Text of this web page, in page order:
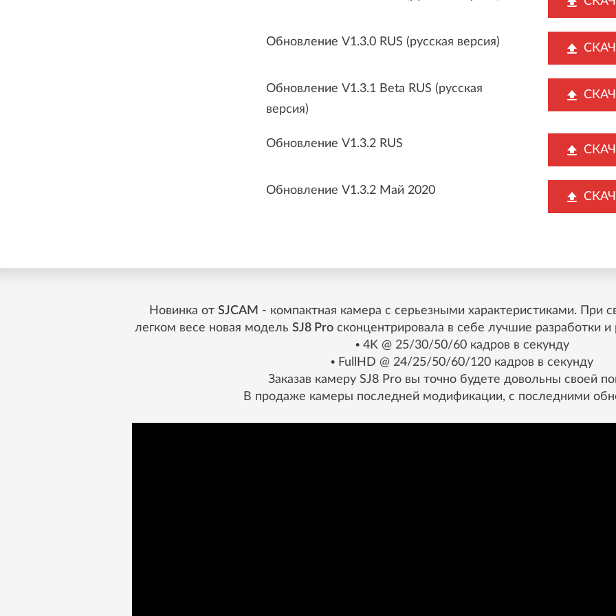
Обновление V1.3.0 RUS (русская версия)
Обновление V1.3.1 Beta RUS (русская
версия)
Обновление V1.3.2 RUS
Обновление V1.3.2 Май 2020
Новинка от SJCAM - компактная камера с серьезными характеристиками. При
легком весе новая модель SJ8 Proсконцентрировала в себе лучшие разработки
• 4K @ 25/30/50/60 кадров в секунду
• FullHD @ 24/25/50/60/120 кадров в секунду
Заказав камеру SJ8 Pro вы точно будете довольны своей
В продаже камеры последней модификации, с последними